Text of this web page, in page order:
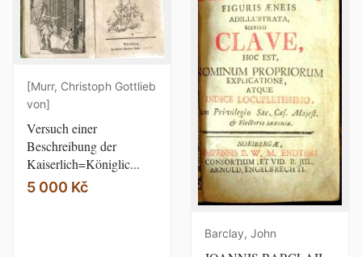
[Murr, Christoph Gottlieb
von]
Versuch einer
Beschreibung der
Kaiserlich=Königlic...
5 000 Kč
Barclay, John